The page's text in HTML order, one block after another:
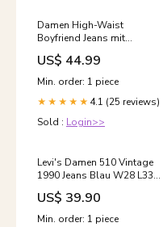
Damen High-Waist
Boyfriend Jeans mit
klassischem Schnitt und
Knopfdetails Größe:28
US$ 44.99
Min. order: 1 piece
★★★★★ 4.1 (25 reviews)
Sold : Login>>
Levi's Damen 510 Vintage
1990 Jeans Blau W28 L33
Gildan
US$ 39.90
Min. order: 1 piece